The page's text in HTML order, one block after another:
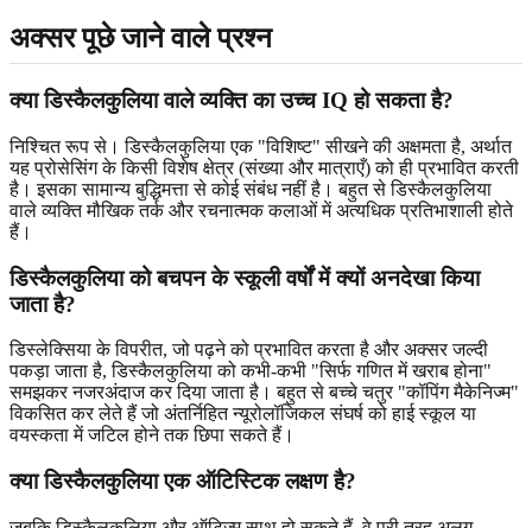
अक्सर पूछे जाने वाले प्रश्न
क्या डिस्कैलकुलिया वाले व्यक्ति का उच्च IQ हो सकता है?
निश्चित रूप से। डिस्कैलकुलिया एक "विशिष्ट" सीखने की अक्षमता है, अर्थात
यह प्रोसेसिंग के किसी विशेष क्षेत्र (संख्या और मात्राएँ) को ही प्रभावित करती
है। इसका सामान्य बुद्धिमत्ता से कोई संबंध नहीं है। बहुत से डिस्कैलकुलिया
वाले व्यक्ति मौखिक तर्क और रचनात्मक कलाओं में अत्यधिक प्रतिभाशाली होते
हैं।
डिस्कैलकुलिया को बचपन के स्कूली वर्षों में क्यों अनदेखा किया
जाता है?
डिस्लेक्सिया के विपरीत, जो पढ़ने को प्रभावित करता है और अक्सर जल्दी
पकड़ा जाता है, डिस्कैलकुलिया को कभी-कभी "सिर्फ गणित में खराब होना"
समझकर नजरअंदाज कर दिया जाता है। बहुत से बच्चे चतुर "कॉपिंग मैकेनिज्म"
विकसित कर लेते हैं जो अंतर्निहित न्यूरोलॉजिकल संघर्ष को हाई स्कूल या
वयस्कता में जटिल होने तक छिपा सकते हैं।
क्या डिस्कैलकुलिया एक ऑटिस्टिक लक्षण है?